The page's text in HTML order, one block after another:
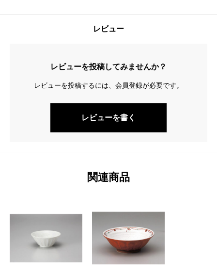
レビュー
レビューを投稿してみませんか？
レビューを投稿するには、会員登録が必要です。
レビューを書く
関連商品